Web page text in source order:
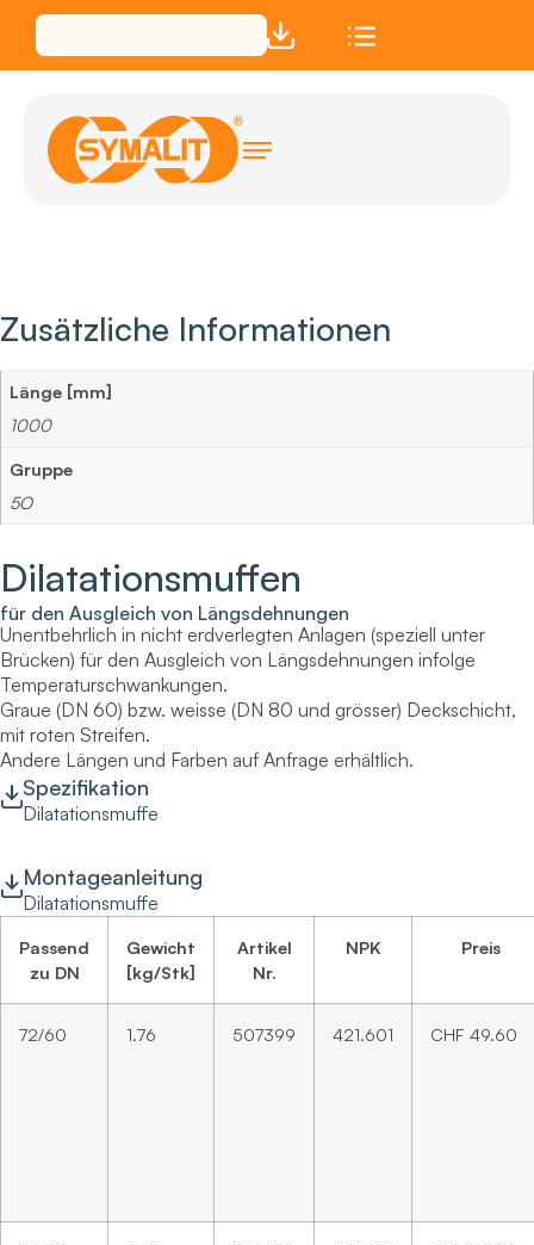
Zusätzliche Informationen
Länge [mm]
1000
Gruppe
5O
Dilatationsmuffen
für den Ausgleich von Längsdehnungen
Unentbehrlich in nicht erdverlegten Anlagen (speziell unter
Brücken) für den Ausgleich von Längsdehnungen infolge
Temperaturschwankungen.
Graue (DN 60) bzw. weisse (DN 80 und grösser) Deckschicht,
mit roten Streifen.
Andere Längen und Farben auf Anfrage erhältlich.
Spezifikation
Dilatationsmuffe
Montageanleitung
Dilatationsmuffe
Passend
zu DN
Gewicht
[kg/Stk]
Artikel
Nr.
NPK Preis
72/60 1.76 507399 421.601 CHF 49.60